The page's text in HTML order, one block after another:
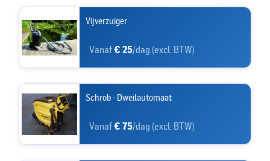
Vijverzuiger
Vanaf€ 25/dag (excl. BTW)
Schrob - Dweilautomaat
Vanaf€ 75/dag (excl. BTW)